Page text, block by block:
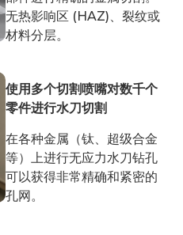
无热影响区 (HAZ)、裂纹或
材料分层。
使用多个切割喷嘴对数千个
零件进行水刀切割
在各种金属（钛、超级合金
等）上进行无应力水刀钻孔
可以获得非常精确和紧密的
孔网。